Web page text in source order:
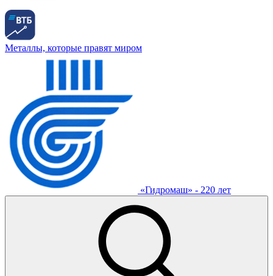
Металлы, которые правят миром
«Гидромаш» - 220 лет